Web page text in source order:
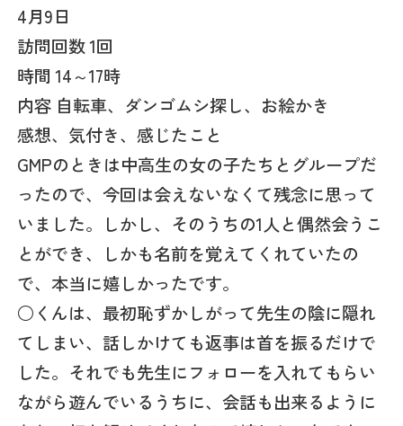
4月9日
訪問回数 1回
時間 14～17時
内容 自転車、ダンゴムシ探し、お絵かき
感想、気付き、感じたこと
GMPのときは中高生の女の子たちとグループだ
ったので、今回は会えないなくて残念に思って
いました。しかし、そのうちの1人と偶然会うこ
とができ、しかも名前を覚えてくれていたの
で、本当に嬉しかったです。
○くんは、最初恥ずかしがって先生の陰に隠れ
てしまい、話しかけても返事は首を振るだけで
した。それでも先生にフォローを入れてもらい
ながら遊んでいるうちに、会話も出来るように